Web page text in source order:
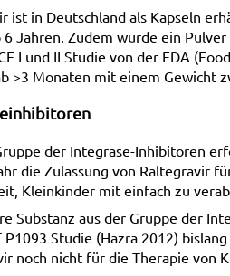
ist in Deutschland als Kapseln
6 Jahren. Zudem wurde ein
I und II Studie von der FDA
>3 Monaten mit einem Gewicht
der Integrase-Inhibitoren
die Zulassung von Raltegravir
Kleinkinder mit einfach zu
Substanz aus der Gruppe der
P1093 Studie (Hazra 2012)
noch nicht für die Therapie von